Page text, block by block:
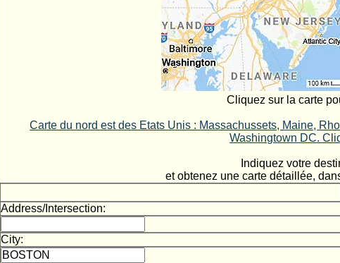
Cliquez sur la carte
Carte du nord est des Etats Unis : Massachussets, Maine,
Washingtown DC.
Indiquez votre
et obtenez une carte détaillée,
Address/Intersection:
City: